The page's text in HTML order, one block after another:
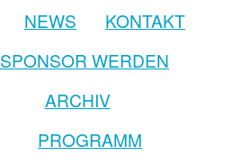
NEWS
KONTAKT
SPONSOR WERDEN
ARCHIV
PROGRAMM